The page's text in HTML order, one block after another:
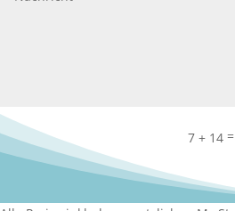
7 + 14 =